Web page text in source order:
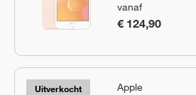
vanaf
€ 124,90
Uitverkocht Apple